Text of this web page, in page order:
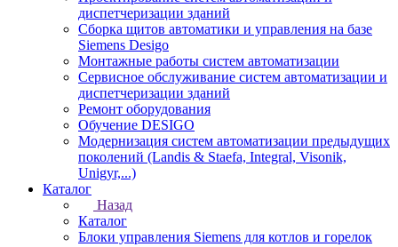
диспетчеризации зданий
Сборка щитов автоматики и управления на базе
Siemens Desigo
Монтажные работы систем автоматизации
Сервисное обслуживание систем автоматизации и
диспетчеризации зданий
Ремонт оборудования
Обучение DESIGO
Модернизация систем автоматизации предыдущих
поколений (Landis & Staefa, Integral, Visonik,
Unigyr,...)
Каталог
Назад
Каталог
Блоки управления Siemens для котлов и горелок